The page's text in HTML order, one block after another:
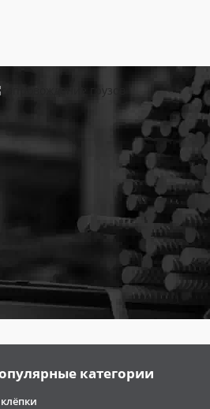
категории